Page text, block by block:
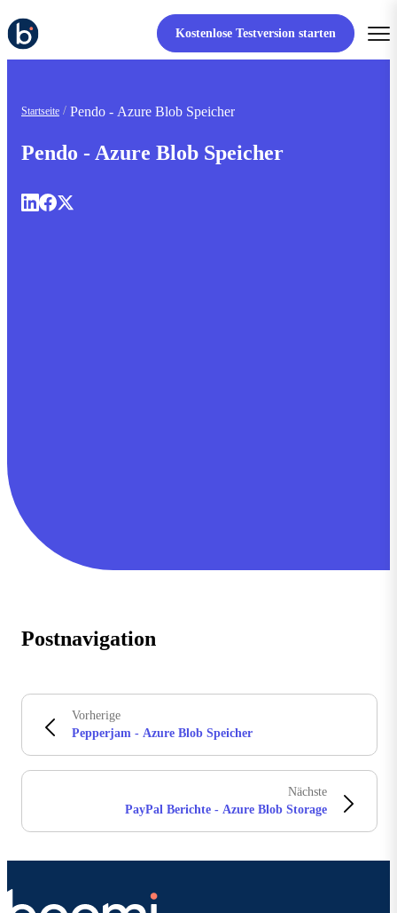
Kostenlose Testversion starten
Startseite Pendo - Azure Blob Speicher
Pendo - Azure Blob Speicher
Postnavigation
Vorherige
Pepperjam - Azure Blob Speicher
Nächste
PayPal Berichte - Azure Blob Storage